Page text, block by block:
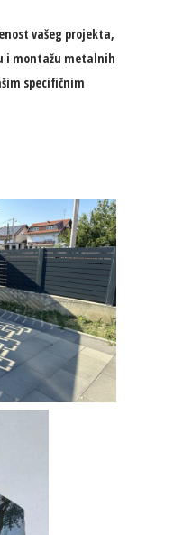
vašeg projekta,
i montažu metalnih
specifičnim